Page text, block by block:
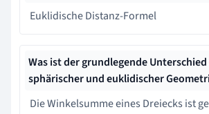
Euklidische Distanz-Formel
Was ist der grundlegende
sphärischer und euklidischer
Die Winkelsumme eines Dreiecks ist